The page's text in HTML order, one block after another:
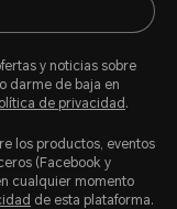
y noticias sobre
darme de baja en
de privacidad .
los productos, eventos
(Facebook y
cualquier momento
de esta plataforma.